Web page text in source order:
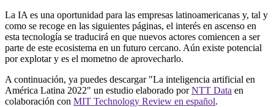
La IA es una oportunidad para las empresas latinoamericanas y, tal y
como se recoge en las siguientes páginas, el interés en ascenso en
esta tecnología se traducirá en que nuevos actores comiencen a ser
parte de este ecosistema en un futuro cercano. Aún existe potencial
por explotar y es el mometno de aprovecharlo.
A continuación, ya puedes descargar "La inteligencia artificial en
América Latina 2022" un estudio elaborado porNTT Data en
colaboración con MIT Technology Review en español.